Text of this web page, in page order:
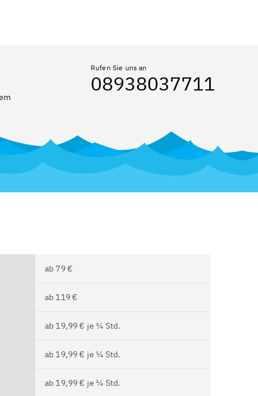
Rufen Sie uns an
08938037711
ab 79 €
ab 119 €
ab 19,99 € je ¼ Std.
ab 19,99 € je ¼ Std.
ab 19,99 € je ¼ Std.